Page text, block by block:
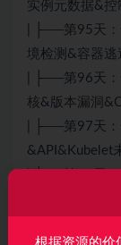
实例元数据&
| ├──第95天
境检测&容器
| ├──第96天
核&版本漏洞
| ├──第97天
&API&Kubelet
| ├──第98天
&Etcd存储